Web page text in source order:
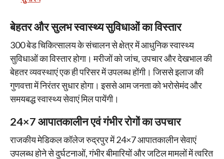
बेहतर और सुलभ स्वास्थ्य सुविधाओं का विस्तार
300 बेड चिकित्सालय के संचालन से क्षेत्र में आधुनिक स्वास्थ्य
सुविधाओं का विस्तार होगा। मरीजों को जांच, उपचार और देखभाल की
बेहतर व्यवस्थाएं एक ही परिसर में उपलब्ध होंगी। जिससे इलाज की
गुणवत्ता में निरंतर सुधार होगा। इससे आम जनता को भरोसेमंद और
समयबद्ध स्वास्थ्य सेवाएं मिल पायेंगी।
24×7 आपातकालीन एवं गंभीर रोगों का उपचार
राजकीय मेडिकल कॉलेज रुद्रपुर में 24×7 आपातकालीन सेवाएं
उपलब्ध होने से दुर्घटनाओं, गंभीर बीमारियों और जटिल मामलों में त्वरित